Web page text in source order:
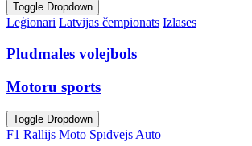
Toggle Dropdown
Leģionāri Latvijas čempionāts Izlases
Pludmales volejbols
Motoru sports
Toggle Dropdown
F1 Rallijs Moto SpīdvejsAuto